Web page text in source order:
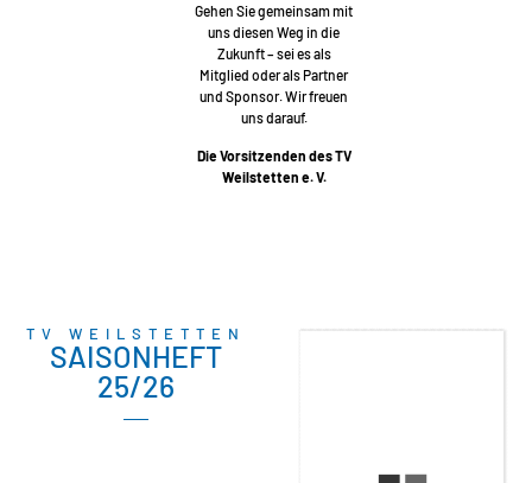
Gehen Sie gemeinsam mit
uns diesen Weg in die
Zukunft – sei es als
Mitglied oder als Partner
und Sponsor. Wir freuen
uns darauf.
Die Vorsitzenden des TV
Weilstetten e. V.
TV WEILSTETTEN
SAISONHEFT
25/26